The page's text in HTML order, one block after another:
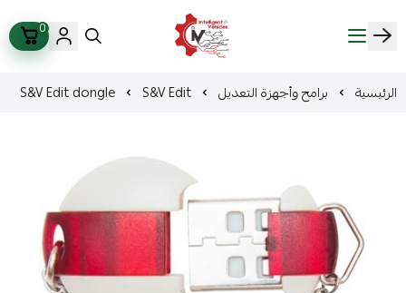
ذكاء المركبات Intelligent Vehicles
0
الرئيسية برامح وأجهزة التعديل S&V Edit
S&V Edit dongle